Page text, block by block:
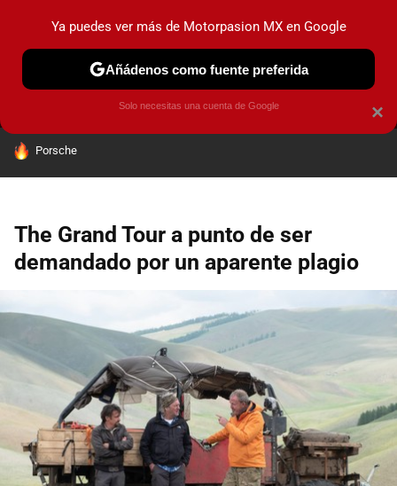
MENÚ NUEVO
INDUSTRIA HOY NO CIRCULA
HOY SE HABLA DE
Porsche
The Grand Tour a punto de ser
demandado por un aparente plagio
×
Ya puedes ver más de Motorpasion MX en Google
Añádenos como fuente preferida
Solo necesitas una cuenta de Google